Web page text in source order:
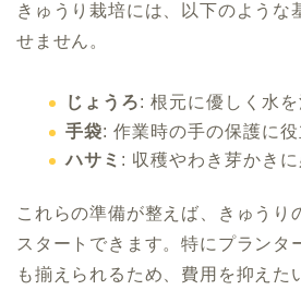
きゅうり栽培には、以下のような
せません。
じょうろ: 根元に優しく水
手袋: 作業時の手の保護に役
ハサミ : 収穫やわき芽かきに
これらの準備が整えば、きゅうり
スタートできます。特にプランタ
も揃えられるため、費用を抑えた